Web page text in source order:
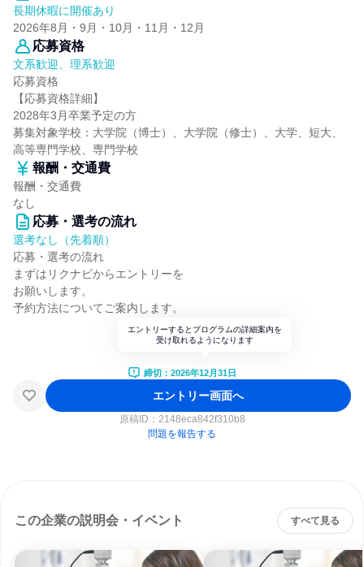
長期休暇に開催あり
2026年8月・9月・10月・11月・12月
応募資格
文系歓迎、理系歓迎
応募資格
【応募資格詳細】
2028年3月卒業予定の方
募集対象学校：大学院（博士）、大学院（修士）、大学、短大、
高等専門学校、専門学校
報酬・交通費
報酬・交通費
なし
応募・選考の流れ
選考なし（先着順）
応募・選考の流れ
まずはリクナビからエントリーを
お願いします。
予約方法についてご案内します。
エントリーするとプログラムの詳細案内を
受け取れるようになります
締切：2026年12月31日
エントリー画面へ
原稿ID： 2148eca842f310b8
問題を報告する
この企業の説明会・イベント すべて見る